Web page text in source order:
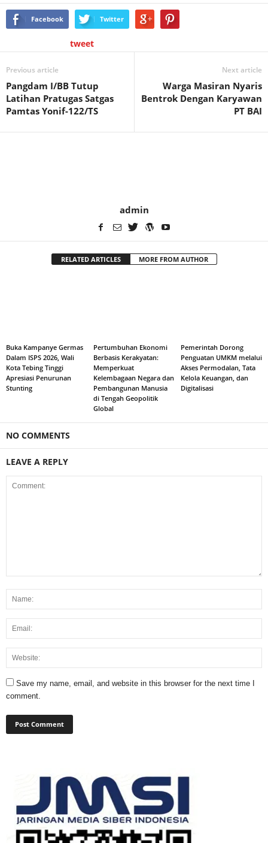
Facebook Twitter
tweet
Previous article
Pangdam I/BB Tutup
Latihan Pratugas Satgas
Pamtas Yonif-122/TS
Next article
Warga Masiran Nyaris
Bentrok Dengan Karyawan
PT BAI
admin
RELATED ARTICLES MORE FROM AUTHOR
Buka Kampanye Germas
Dalam ISPS 2026, Wali
Kota Tebing Tinggi
Apresiasi Penurunan
Stunting
Pertumbuhan Ekonomi
Berbasis Kerakyatan:
Memperkuat
Kelembagaan Negara dan
Pembangunan Manusia
di Tengah Geopolitik
Global
Pemerintah Dorong
Penguatan UMKM melalui
Akses Permodalan, Tata
Kelola Keuangan, dan
Digitalisasi
NO COMMENTS
LEAVE A REPLY
Save my name, email, and website in this browser for the next time I
comment.